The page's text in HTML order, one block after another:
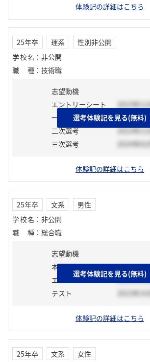
体験記の詳細はこちら
25年卒 理系
性別非公開
学校名 ： 非公開
職種 ： 技術職
志望動機
エントリーシート
2023年11
一次選考
2023年12
二次選考
2023年11
三次選考
2024年02
体験記の詳細はこちら
選考体験記を見る(無料)
25年卒 文系
男性
学校名 ： 非公開
職種 ： 総合職
志望動機
本選考前活動
エントリーシート
2023年10
テスト
2023年10
体験記の詳細はこちら
選考体験記を見る(無料)
25年卒 文系
女性